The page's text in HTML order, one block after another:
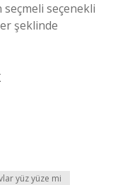
seçenekli
şeklinde
yüz yüze mi